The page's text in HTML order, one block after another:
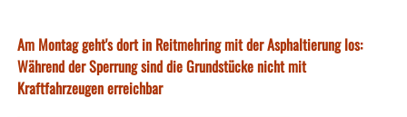
Am Montag geht's dort in Reitmehring mit der Asphaltierung los:
Während der Sperrung sind die Grundstücke nicht mit
Kraftfahrzeugen erreichbar